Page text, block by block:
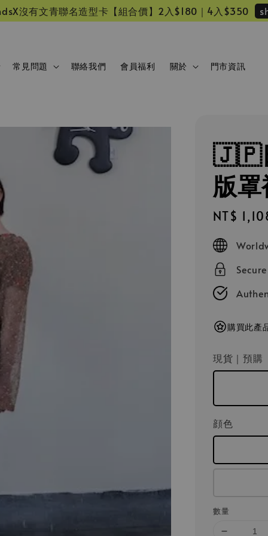
沒有文青聯名造型卡【組合價】2入$180｜4入$350
常見問題 聯絡我們 會員福利 關於 門市資訊
🇯🇵
版
Sale
price
NT$
購買此產
現貨｜預購
顔色
數量